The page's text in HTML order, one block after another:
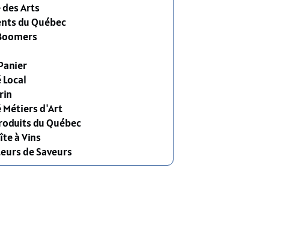
des Arts
du Québec
Local
Métiers d'Art
du Québec
à Vins
de Saveurs